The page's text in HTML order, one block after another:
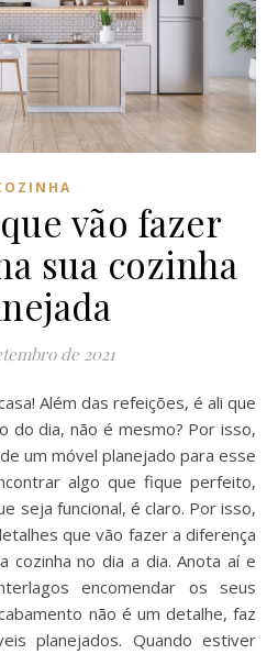
vão fazer
sua cozinha
de 2021
do dia, não é mesmo? Por isso,
um móvel planejado para esse
algo que fique perfeito,
seja funcional, é claro. Por isso,
que vão fazer a diferença
cozinha no dia a dia. Anota aí e
encomendar os seus
não é um detalhe, faz
planejados. Quando estiver